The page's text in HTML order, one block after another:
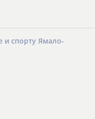
и спорту Ямало-